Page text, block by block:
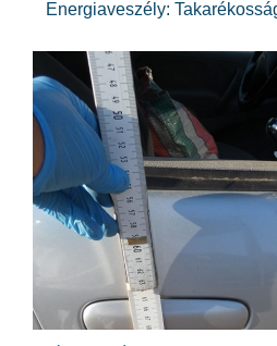
Energiaveszély: